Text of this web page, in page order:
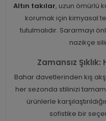
Altın takılar, uzun ömürlü
korumak için kimyasal
tutulmalıdır. Sararmayı
nazikçe
Zamansız
Bahar davetlerinden kış
her sezonda stilinizi
ürünlerle
sofistike bir